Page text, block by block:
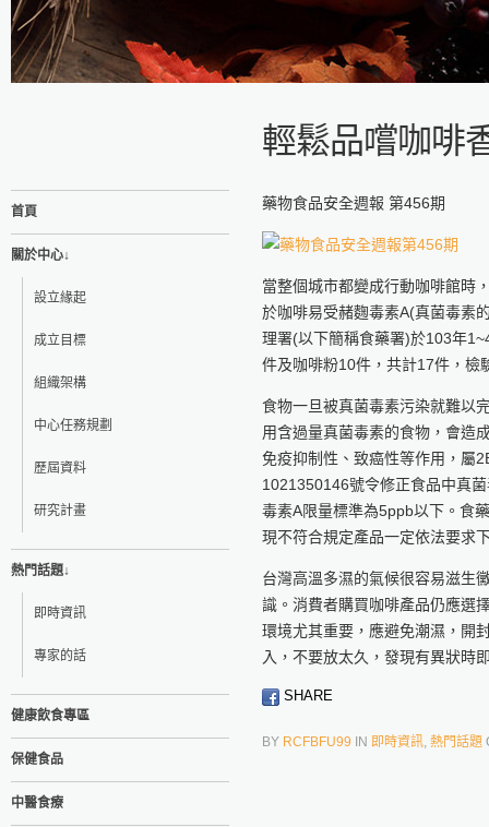
輕鬆品嚐咖啡
首頁
關於中心↓
設立緣起
成立目標
組織架構
中心任務規劃
歷屆資料
研究計畫
熱門話題↓
即時資訊
專家的話
健康飲食專區
保健食品
中醫食療
藥物食品安全週報 第456期
當整個城市都變成行動咖啡館時
於咖啡易受赭麴毒素A(真菌毒素
理署(以下簡稱食藥署)於103年
件及咖啡粉10件，共計17件，檢
食物一旦被真菌毒素污染就難以
用含過量真菌毒素的食物，會造
免疫抑制性、致癌性等作用，屬
1021350146號令修正食品中真
毒素A限量標準為5ppb以下。食
現不符合規定產品一定依法要求
台灣高溫多濕的氣候很容易滋生
識。消費者購買咖啡產品仍應選
環境尤其重要，應避免潮濕，開
入，不要放太久，發現有異狀時
SHARE
BY RCFBFU99 IN 即時資訊, 熱門話題